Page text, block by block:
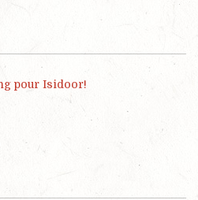
pour Isidoor!